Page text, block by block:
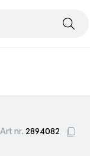
Art nr.2894082